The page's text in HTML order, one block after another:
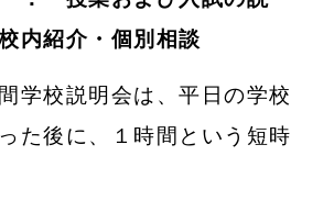
内紹介・個別相談
学校説明会は、平日の学校
た後に、１時間という短時